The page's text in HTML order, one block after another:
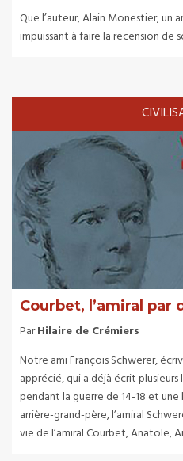
Que l’auteur, Alain Monestier, un
impuissant à faire la recension de
Courbet, l’amiral par
ParHilaire de Crémiers
Notre ami François Schwerer,
apprécié, qui a déjà écrit plusieurs
pendant la guerre de 14-18 et
arrière-grand-père, l’amiral
vie de l’amiral Courbet, Anatole,